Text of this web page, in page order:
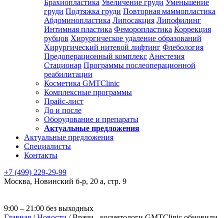
Брахиопластика Увеличение груди Уменьшение
груди Подтяжка груди Повторная маммопластика
Абдоминопластика Липосакция Липофилинг
Интимная пластика Феморопластика Коррекция
рубцов Хирургическое удаление образований
Хирургический нитевой лифтинг Флебология
Предоперационный комплекс Анестезия
Стационар Программы послеоперационной
реабилитации
Косметика GMTClinic
Комплексные программы
Прайс-лист
До и после
Оборудование и препараты
Актуальные предложения
Актуальные предложения
Специалисты
Контакты
+7 (499) 229-29-99
Москва, Новинский б-р, 20 а, стр. 9
9:00 – 21:00 без выходных